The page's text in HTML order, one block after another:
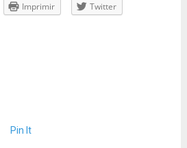
Imprimir
Twitter
Pin It